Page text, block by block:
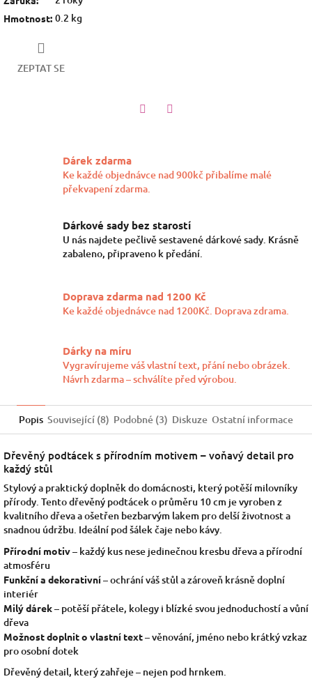
Hmotnost: 0.2 kg
ZEPTAT SE
Dárek zdarma
Ke každé objednávce nad 900kč přibalíme malé
překvapení zdarma.
Dárkové sady bez starostí
U nás najdete pečlivě sestavené dárkové sady. Krásně
zabaleno, připraveno k předání.
Doprava zdarma nad 1200 Kč
Ke každé objednávce nad 1200Kč. Doprava zdrama.
Dárky na míru
Vygravírujeme váš vlastní text, přání nebo obrázek.
Návrh zdarma – schválíte před výrobou.
Popis Související (8) Podobné (3) Diskuze Ostatní informace
Dřevěný podtácek s přírodním motivem – voňavý detail pro
každý stůl
Stylový a praktický doplněk do domácnosti, který potěší milovníky
přírody. Tento dřevěný podtácek o průměru 10 cm je vyroben z
kvalitního dřeva a ošetřen bezbarvým lakem pro delší životnost a
snadnou údržbu. Ideální pod šálek čaje nebo kávy.
Přírodní motiv– každý kus nese jedinečnou kresbu dřeva a přírodní
atmosféru
Funkční a dekorativní– ochrání váš stůl a zároveň krásně doplní
interiér
Milý dárek– potěší přátele, kolegy i blízké svou jednoduchostí a vůní
dřeva
Možnost doplnit o vlastní text– věnování, jméno nebo krátký vzkaz
pro osobní dotek
Dřevěný detail, který zahřeje – nejen pod hrnkem.